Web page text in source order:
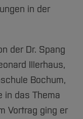
in der
der Dr. Spang
Illerhaus,
Bochum,
in das Thema
Vortrag ging er